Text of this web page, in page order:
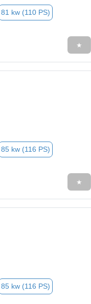
81 kw (110 PS)
★
85 kw (116 PS)
★
85 kw (116 PS)